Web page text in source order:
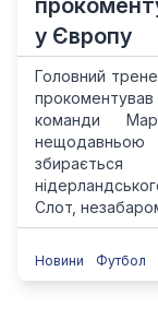
у Європу
Головний
команди
нещодавньою
Слот,
Новини Футбол